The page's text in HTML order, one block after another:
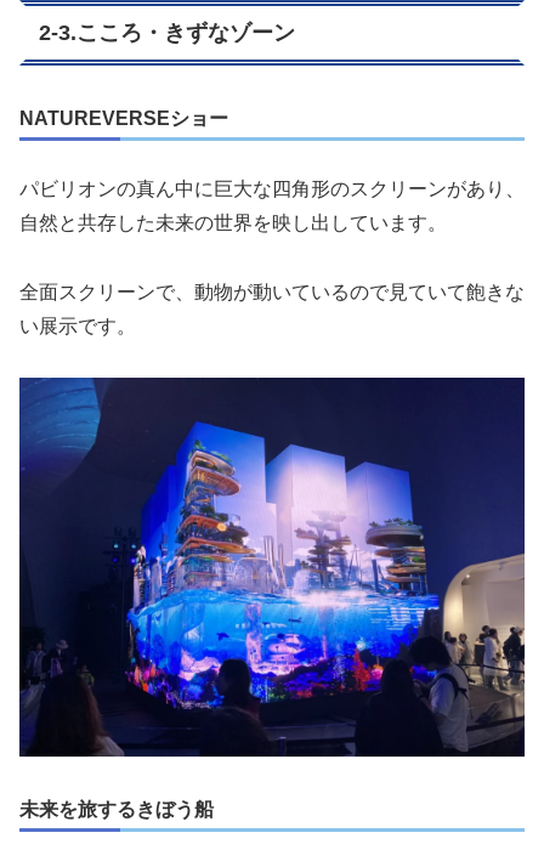
2-3.こころ・きずなゾーン
NATUREVERSEショー
パビリオンの真ん中に巨大な四角形のスクリーンがあり、
自然と共存した未来の世界を映し出しています。
全面スクリーンで、動物が動いているので見ていて飽きな
い展示です。
未来を旅するきぼう船